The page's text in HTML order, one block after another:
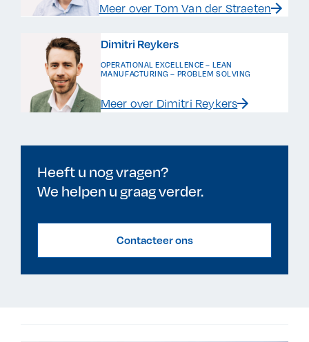
Meer over Tom Van der Straeten
Dimitri Reykers
OPERATIONAL EXCELLENCE – LEAN
MANUFACTURING – PROBLEM SOLVING
Meer over Dimitri Reykers
Heeft u nog vragen?
We helpen u graag verder.
Contacteer ons